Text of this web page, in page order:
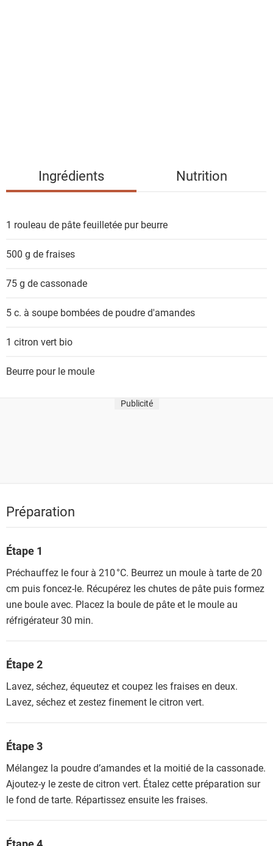
t
Ingrédients Nutrition
1 rouleau de pâte feuilletée pur beurre
500 g de fraises
75 g de cassonade
5 c. à soupe bombéesde poudre d'amandes
1 citron vert bio
Beurre pour le moule
Publicité
Préparation
Étape 1
Préchauffez le four à 210 °C. Beurrez un moule à tarte de 20
cm puis foncez-le. Récupérez les chutes de pâte puis formez
une boule avec. Placez la boule de pâte et le moule au
réfrigérateur 30 min.
Étape 2
Lavez, séchez, équeutez et coupez les fraises en deux.
Lavez, séchez et zestez finement le citron vert.
Étape 3
Mélangez la poudre d’amandes et la moitié de la cassonade.
Ajoutez-y le zeste de citron vert. Étalez cette préparation sur
le fond de tarte. Répartissez ensuite les fraises.